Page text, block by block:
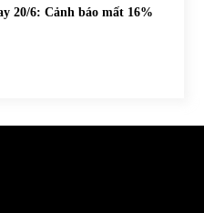
20/6: Cảnh báo mất 16%